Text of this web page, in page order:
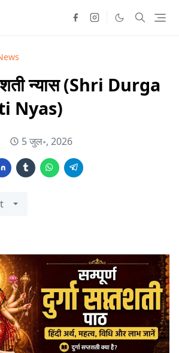
न्यास (Shri Durga
Nyas)
5 जुल॰, 2026